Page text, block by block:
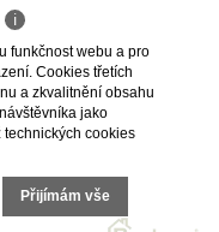
ℹ
funkčnost webu a pro
Cookies třetích
a zkvalitnění obsahu
jako
technických cookies
Přijímám vše